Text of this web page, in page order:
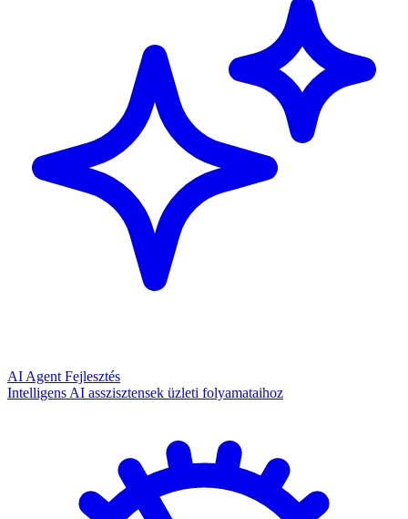
AI Agent Fejlesztés
Intelligens AI asszisztensek üzleti folyamataihoz